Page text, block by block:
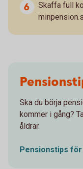
Skaffa full
Ska du börja
kommer i gång?
åldrar.
Pensionstips